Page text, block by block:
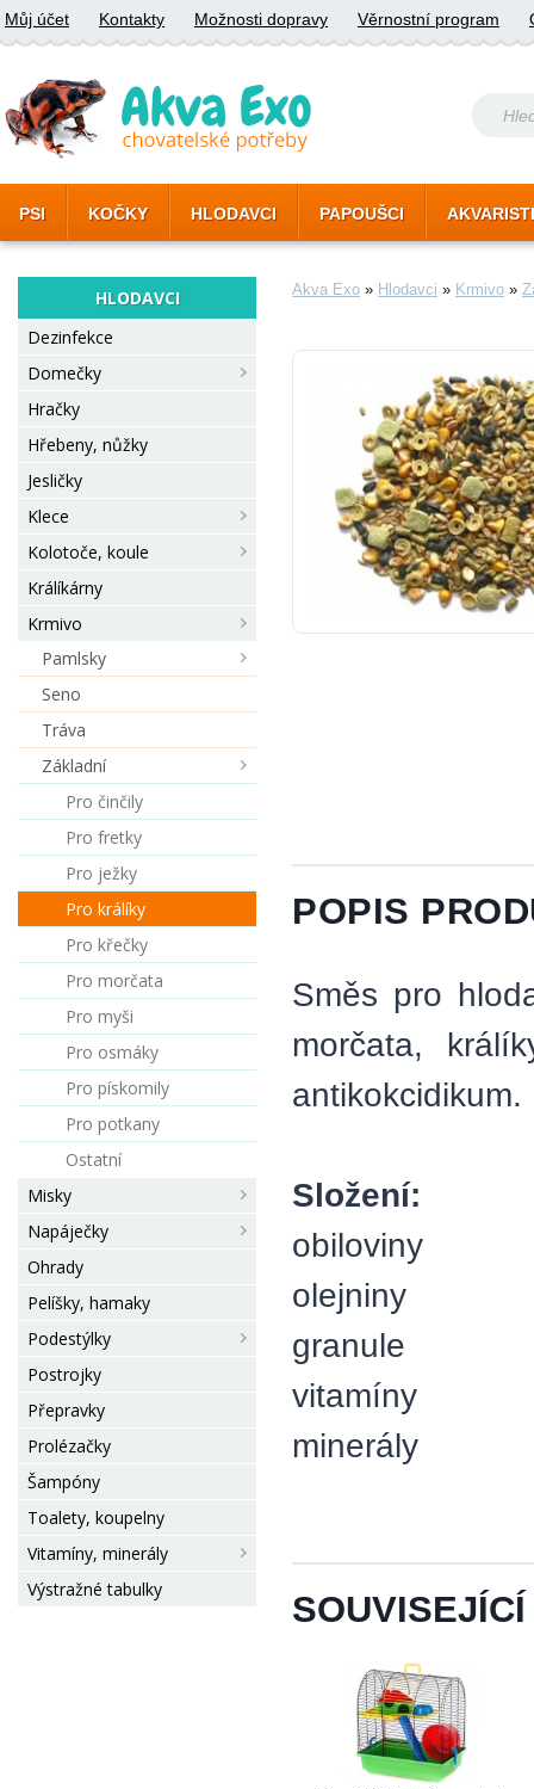
Můj účet Kontakty Možnosti dopravy Věrnostní program
PSI KOČKY HLODAVCI PAPOUŠCI
HLODAVCI
Dezinfekce
Domečky
Hračky
Hřebeny, nůžky
Jesličky
Klece
Kolotoče, koule
Králíkárny
Krmivo
Pamlsky
Seno
Tráva
Základní
Pro činčily
Pro fretky
Pro ježky
Pro králíky
Pro křečky
Pro morčata
Pro myši
Pro osmáky
Pro pískomily
Pro potkany
Ostatní
Misky
Napáječky
Ohrady
Pelíšky, hamaky
Podestýlky
Postrojky
Přepravky
Prolézačky
Šampóny
Toalety, koupelny
Vitamíny, minerály
Výstražné tabulky
Akva Exo » Hlodavci » Krmivo »
POPIS
Směs pro
morčata,
antikokcidikum.
Složení:
obiloviny
olejniny
granule
vitamíny
minerály